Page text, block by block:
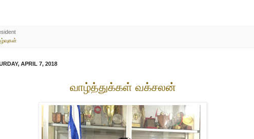
APRIL 7, 2018
வாழ்த்துக்கள் வக்சலன்